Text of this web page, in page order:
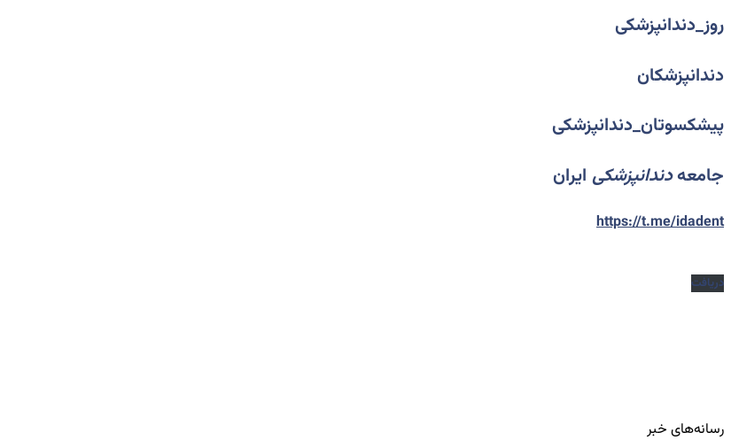
روز_دندانپزشکی
دندانپزشکان
پیشکسوتان_دندانپزشکی
جامعهدندانپزشکی ایران
https://t.me/idadent
دریافت
رسانه‌های خبر